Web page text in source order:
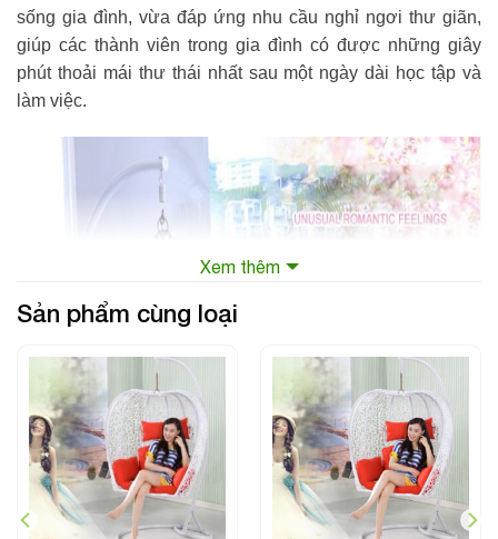
sống gia đình, vừa đáp ứng nhu cầu nghỉ ngơi thư giãn,
giúp các thành viên trong gia đình có được những giây
phút thoải mái thư thái nhất sau một ngày dài học tập và
làm việc.
Xem thêm
Sản phẩm cùng loại